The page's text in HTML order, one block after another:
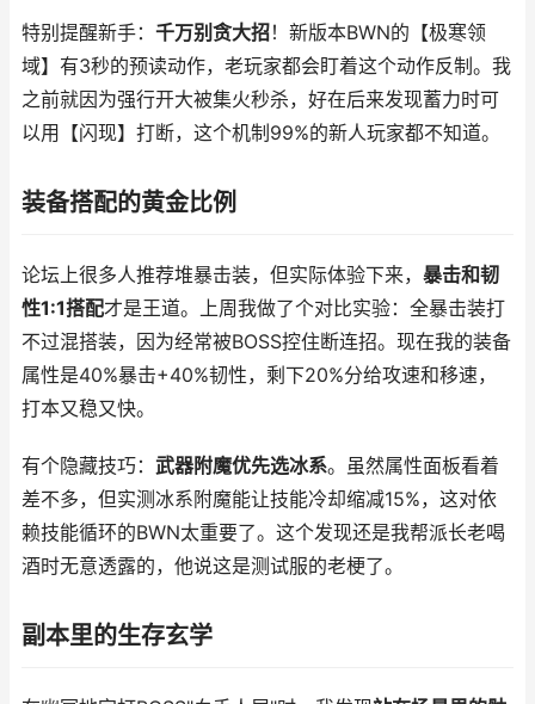
特别提醒新手： 千万别贪大招！新版本BWN的【极寒领
域】有3秒的预读动作，老玩家都会盯着这个动作反制。我
之前就因为强行开大被集火秒杀，好在后来发现蓄力时可
以用【闪现】打断，这个机制99%的新人玩家都不知道。
装备搭配的黄金比例
论坛上很多人推荐堆暴击装，但实际体验下来， 暴击和韧
性1:1搭配才是王道。上周我做了个对比实验：全暴击装打
不过混搭装，因为经常被BOSS控住断连招。现在我的装备
属性是40%暴击+40%韧性，剩下20%分给攻速和移速，
打本又稳又快。
有个隐藏技巧： 武器附魔优先选冰系。虽然属性面板看着
差不多，但实测冰系附魔能让技能冷却缩减15%，这对依
赖技能循环的BWN太重要了。这个发现还是我帮派长老喝
酒时无意透露的，他说这是测试服的老梗了。
副本里的生存玄学